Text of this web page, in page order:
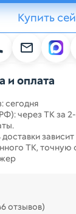
Купить
и оплата
сегодня
через ТК за
ТК, точную
отзывов)